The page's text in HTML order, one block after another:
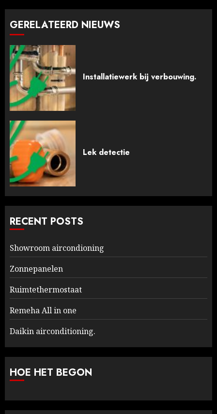
GERELATEERD NIEUWS
Installatiewerk bij verbouwing.
Lek detectie
RECENT POSTS
Showroom aircondioning
Zonnepanelen
Ruimtethermostaat
Remeha All in one
Daikin airconditioning.
HOE HET BEGON